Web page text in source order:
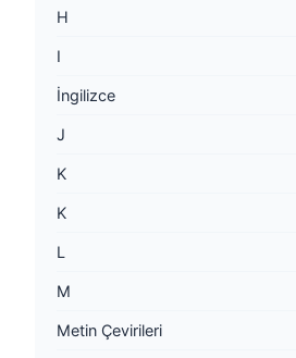
H
I
İngilizce
J
K
K
L
M
Metin Çevirileri